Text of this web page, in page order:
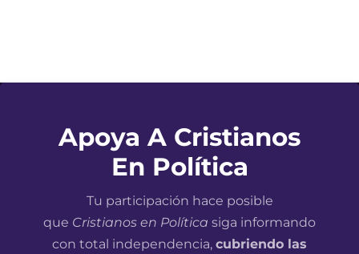
Apoya A Cristianos
En Política
Tu participación hace posible
que Cristianos en Política siga informando
con total independencia, cubriendo las